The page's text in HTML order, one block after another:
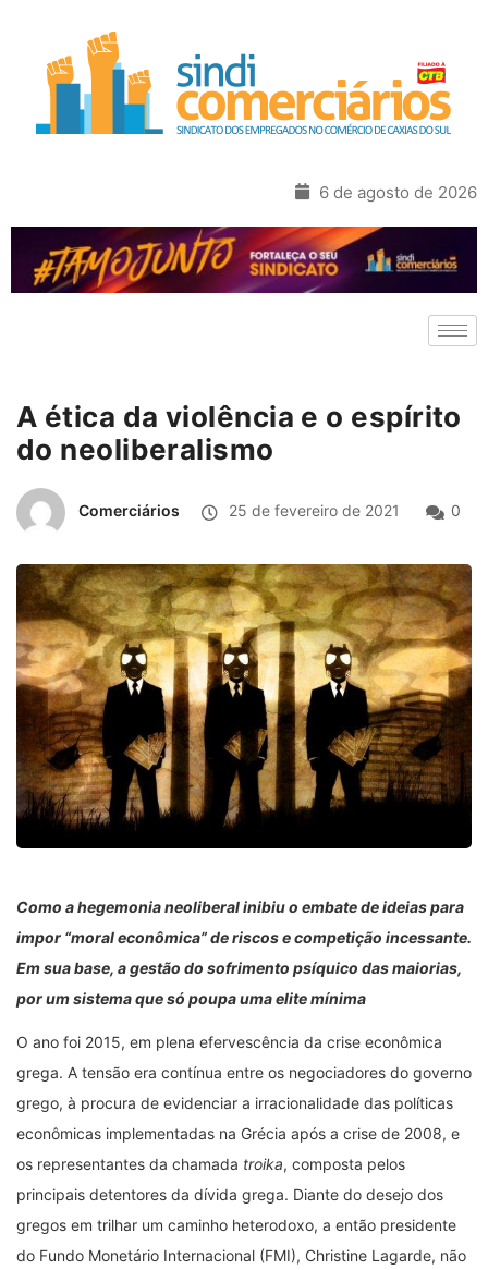
6 de agosto de 2026
A ética da violência e o espírito
do neoliberalismo
Comerciários 25 de fevereiro de 2021 0
Como a hegemonia neoliberal inibiu o embate de ideias para
impor “moral econômica” de riscos e competição incessante.
Em sua base, a gestão do sofrimento psíquico das maiorias,
por um sistema que só poupa uma elite mínima
O ano foi 2015, em plena efervescência da crise econômica
grega. A tensão era contínua entre os negociadores do governo
grego, à procura de evidenciar a irracionalidade das políticas
econômicas implementadas na Grécia após a crise de 2008, e
os representantes da chamada troika, composta pelos
principais detentores da dívida grega. Diante do desejo dos
gregos em trilhar um caminho heterodoxo, a então presidente
do Fundo Monetário Internacional (FMI), Christine Lagarde, não